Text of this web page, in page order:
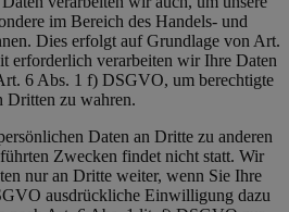
im Bereich des Handels- und
Dies erfolgt auf Grundlage von Art.
erforderlich verarbeiten wir Ihre Daten
6 Abs. 1 f) DSGVO, um berechtigte
Dritten zu wahren.
Daten an Dritte zu anderen
Zwecken findet nicht statt. Wir
nur an Dritte weiter, wenn Sie Ihre
ausdrückliche Einwilligung dazu